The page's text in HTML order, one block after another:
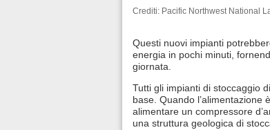
Crediti: Pacific Northwest National
Questi nuovi impianti
energia in pochi minuti,
giornata.
Tutti gli impianti di stoccaggio
base. Quando
alimentare un compressore
una struttura geologica di